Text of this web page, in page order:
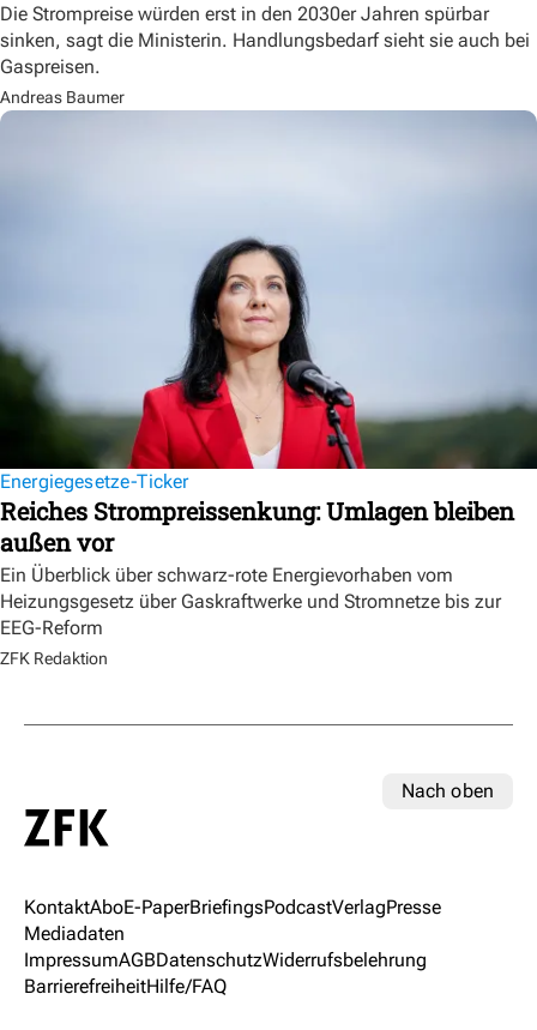
Die Strompreise würden erst in den 2030er Jahren spürbar
sinken, sagt die Ministerin. Handlungsbedarf sieht sie auch bei
Gaspreisen.
Andreas Baumer
Energiegesetze-Ticker
Reiches Strompreissenkung: Umlagen bleiben
außen vor
Ein Überblick über schwarz-rote Energievorhaben vom
Heizungsgesetz über Gaskraftwerke und Stromnetze bis zur
EEG-Reform
ZFK Redaktion
Nach oben
KontaktAboE-PaperBriefingsPodcastVerlagPresse
Mediadaten
ImpressumAGBDatenschutzWiderrufsbelehrung
BarrierefreiheitHilfe/FAQ